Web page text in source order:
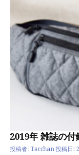
2019年 雑誌の付
投稿者: Tacchan 投稿日: